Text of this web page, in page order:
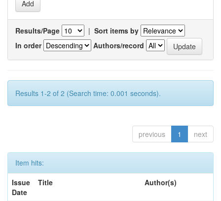
Results/Page | Sort items by
In order
Authors/record
Results 1-2 of 2 (Search time: 0.001 seconds).
previous 1 next
Item hits:
Issue
Date
Title Author(s)